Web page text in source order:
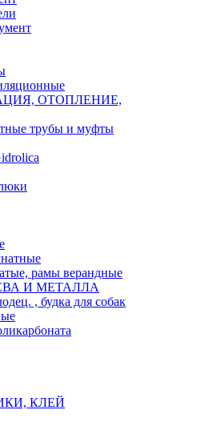
ОТОПЛЕНИЕ,
трубы и муфты
рамы верандные
И МЕТАЛЛА
, будка для собак
КЛЕЙ